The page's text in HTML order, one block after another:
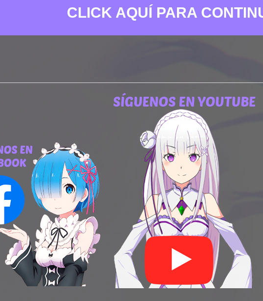
CLICK AQUÍ PARA